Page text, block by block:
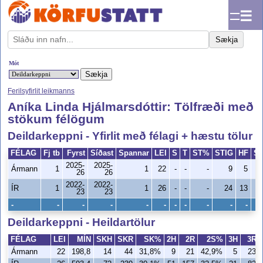
☰
Sækja
Mót
Ferilsyfirlit leikmanns
Aníka Linda Hjálmarsdóttir: Tölfræði með
stökum félögum
Deildarkeppni - Yfirlit með félagi + hæstu tölur
FÉLAG Fj tb Fyrst Síðast Spannar LEI S T ST% STIG HF
Ármann
1
2025-
26
2025-
26
1 22 - - - 9 5
ÍR 1
2022-
23
2022-
23
1 26 - - - 24 13
- - - - - - - - - - -
Deildarkeppni - Heildartölur
FÉLAG LEI MÍN SKH SKR SK% 2H 2R 2S% 3H
3R
Ármann
22 198,8 14 44 31,8% 9 21 42,9% 5 23